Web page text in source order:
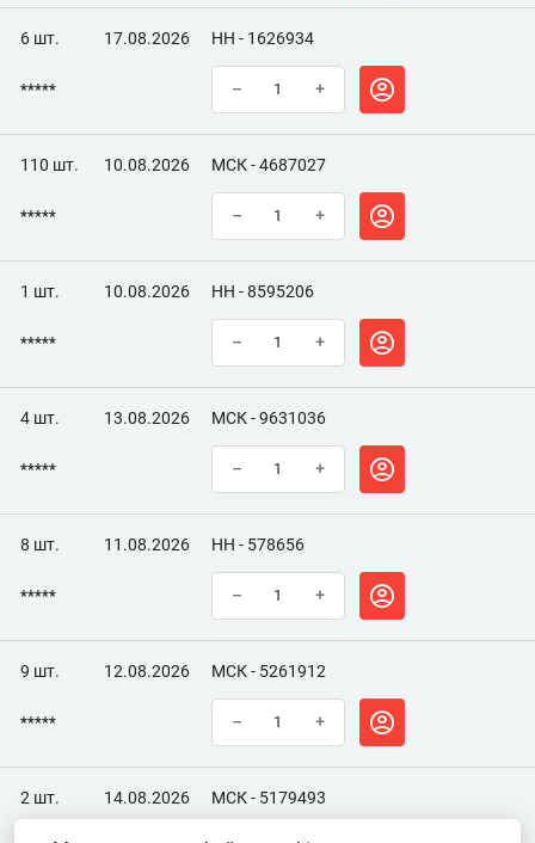
6 шт. 17.08.2026 НН - 1626934
***** – +
110 шт. 10.08.2026 МСК - 4687027
***** – +
1 шт. 10.08.2026 НН - 8595206
***** – +
4 шт. 13.08.2026 МСК - 9631036
***** – +
8 шт. 11.08.2026 НН - 578656
***** – +
9 шт. 12.08.2026 МСК - 5261912
***** – +
2 шт. 14.08.2026 МСК - 5179493